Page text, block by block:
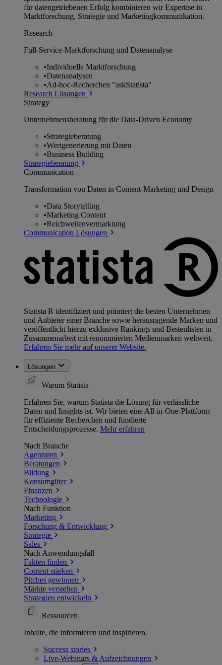
für datengetriebenen Erfolg kombinieren wir Expertise in
Marktforschung, Strategie und Marketingkommunikation.
Research
Full-Service-Marktforschung und Datenanalyse
•Individuelle Marktforschung
•Datenanalysen
•Ad-hoc-Recherchen "askStatista"
Research Lösungen
Strategy
Unternehmens­beratung für die Data-Driven Economy
•Strategieberatung
•Wertgenerierung mit Daten
•Business Building
Strategieberatung
Communication
Transformation von Daten in Content-Marketing und Design
•Data Storytelling
•Marketing Content
•Reichweitenvermarktung
Communication Lösungen
Statista R identifiziert und prämiert die besten Unternehmen
und Anbieter einer Branche sowie herausragende Marken und
veröffentlicht hierzu exklusive Rankings und Bestenlisten in
Zusammenarbeit mit renommierten Medienmarken weltweit.
Erfahren Sie mehr auf unserer Website.
Lösungen
Warum Statista
Erfahren Sie, warum Statista die Lösung für verlässliche
Daten und Insights ist. Wir bieten eine All-in-One-Plattform
für effiziente Recherchen und fundierte
Entscheidungsprozesse. Mehr erfahren
Nach Branche
Agenturen
Beratungen
Bildung
Konsumgüter
Finanzen
Technologie
Nach Funktion
Marketing
Forschung & Entwicklung
Strategie
Sales
Nach Anwendungsfall
Fakten finden
Content stärken
Pitches gewinnen
Märkte verstehen
Strategien entwickeln
Ressourcen
Inhalte, die informieren und inspirieren.
Success stories
Live-Webinars & Aufzeichnungen